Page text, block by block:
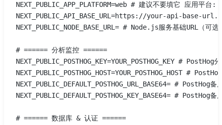
NEXT_PUBLIC_APP_PLATFORM=web # 建议不要填它 应用平
NEXT_PUBLIC_API_BASE_URL=https://your-api-base-
NEXT_PUBLIC_NODE_BASE_URL= # Node.js服务基础URL（可选
# ====== 分析监控 ======
NEXT_PUBLIC_POSTHOG_KEY=YOUR_POSTHOG_KEY # PostHog
NEXT_PUBLIC_POSTHOG_HOST=YOUR_POSTHOG_HOST #
NEXT_PUBLIC_DEFAULT_POSTHOG_URL_BASE64= # PostHog
NEXT_PUBLIC_DEFAULT_POSTHOG_KEY_BASE64= # PostHog
# ====== 数据库 & 认证 ======